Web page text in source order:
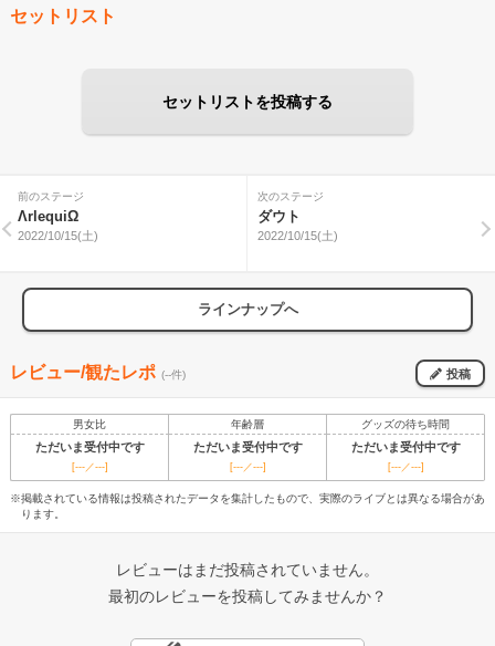
セットリスト
セットリストを投稿する
前のステージ
ΛrlequiΩ
2022/10/15(土)
次のステージ
ダウト
2022/10/15(土)
ラインナップへ
レビュー/観たレポ (--件) 投稿
男女比 年齢層 グッズの待ち時間
ただいま受付中です ただいま受付中です ただいま受付中です
[---／---] [---／---] [---／---]
※掲載されている情報は投稿されたデータを集計したもので、実際のライブとは異なる場合があ
ります。
レビューはまだ投稿されていません。
最初のレビューを投稿してみませんか？